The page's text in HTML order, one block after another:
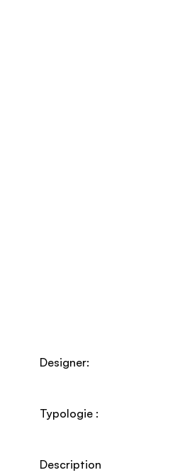
Designer:
Typologie :
Description